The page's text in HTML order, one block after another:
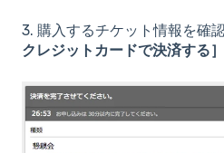
3. 購入するチケット情報を確認
クレジットカードで決済する］